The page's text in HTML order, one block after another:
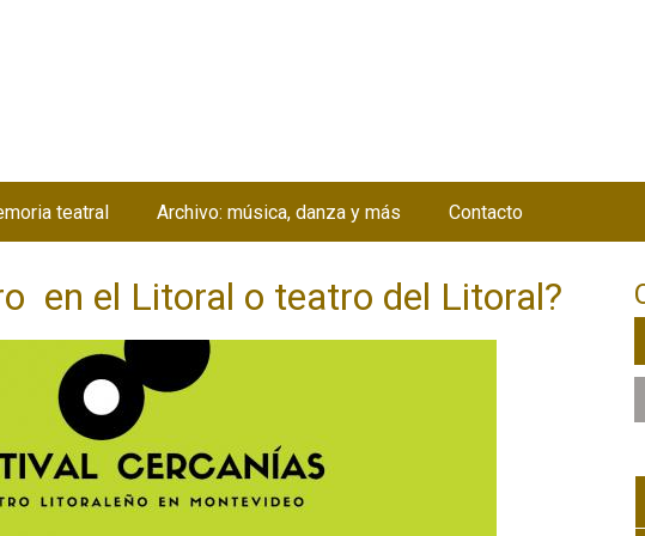
en el Litoral o teatro del Litoral?
teatral Archivo: música, danza y más Contacto